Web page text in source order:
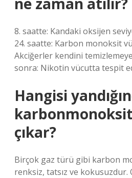
8. saatte: Kandaki oksijen
24. saatte: Karbon monoksit
Akciğerler kendini
sonra: Nikotin vücutta tespit
Hangisi
karbonmonoksit
çıkar?
Birçok gaz türü gibi karbon
renksiz, tatsız ve